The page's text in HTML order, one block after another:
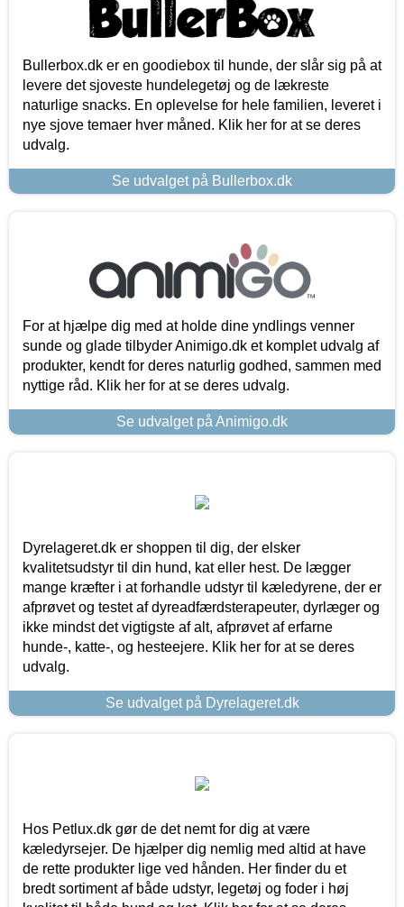
Bullerbox.dk er en goodiebox til hunde, der slår sig på at
levere det sjoveste hundelegetøj og de lækreste
naturlige snacks. En oplevelse for hele familien, leveret i
nye sjove temaer hver måned. Klik her for at se deres
udvalg.
Se udvalget på Bullerbox.dk
For at hjælpe dig med at holde dine yndlings venner
sunde og glade tilbyder Animigo.dk et komplet udvalg af
produkter, kendt for deres naturlig godhed, sammen med
nyttige råd. Klik her for at se deres udvalg.
Se udvalget på Animigo.dk
Dyrelageret.dk er shoppen til dig, der elsker
kvalitetsudstyr til din hund, kat eller hest. De lægger
mange kræfter i at forhandle udstyr til kæledyrene, der er
afprøvet og testet af dyreadfærdsterapeuter, dyrlæger og
ikke mindst det vigtigste af alt, afprøvet af erfarne
hunde-, katte-, og hesteejere. Klik her for at se deres
udvalg.
Se udvalget på Dyrelageret.dk
Hos Petlux.dk gør de det nemt for dig at være
kæledyrsejer. De hjælper dig nemlig med altid at have
de rette produkter lige ved hånden. Her finder du et
bredt sortiment af både udstyr, legetøj og foder i høj